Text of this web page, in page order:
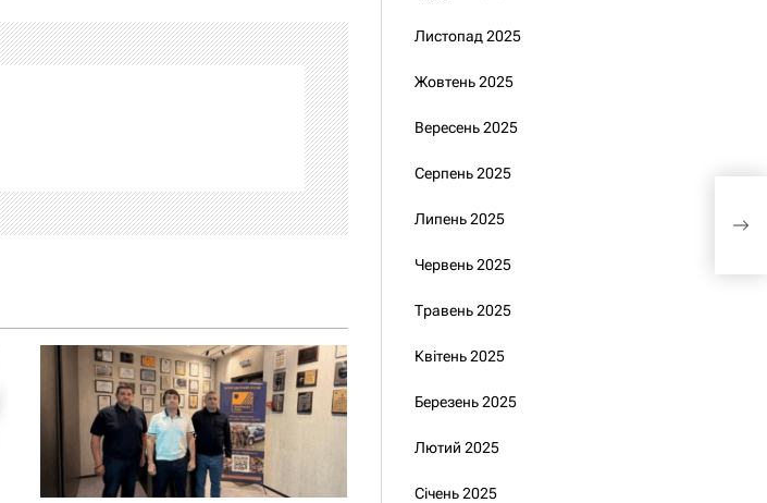
Листопад 2025
Жовтень 2025
Вересень 2025
Серпень 2025
Липень 2025
Червень 2025
Травень 2025
Квітень 2025
Березень 2025
Лютий 2025
Січень 2025